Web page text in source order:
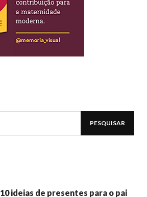
10 ideias de presentes para o pai